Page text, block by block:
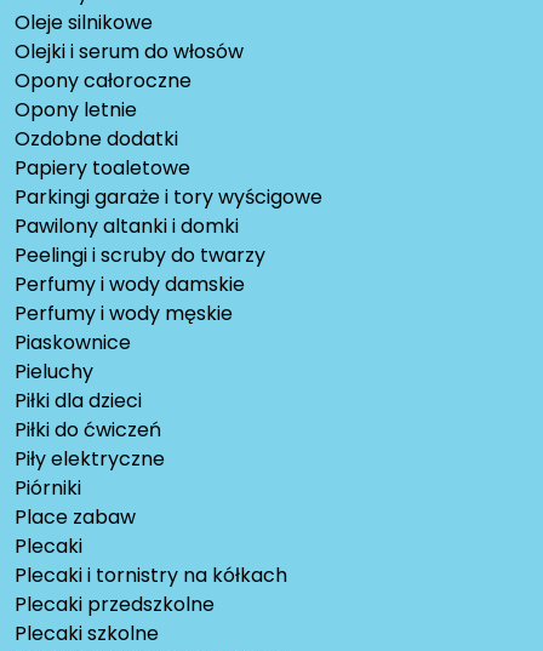
Oleje silnikowe
Olejki i serum do włosów
Opony całoroczne
Opony letnie
Ozdobne dodatki
Papiery toaletowe
Parkingi garaże i tory wyścigowe
Pawilony altanki i domki
Peelingi i scruby do twarzy
Perfumy i wody damskie
Perfumy i wody męskie
Piaskownice
Pieluchy
Piłki dla dzieci
Piłki do ćwiczeń
Piły elektryczne
Piórniki
Place zabaw
Plecaki
Plecaki i tornistry na kółkach
Plecaki przedszkolne
Plecaki szkolne